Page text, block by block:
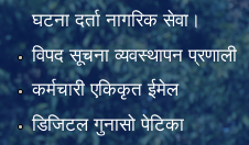
घटना दर्ता नागरिक सेवा।
विपद सूचना व्यवस्थापन प्रणाली
कर्मचारी एकिकृत ईमेल
डिजिटल गुनासो पेटिका